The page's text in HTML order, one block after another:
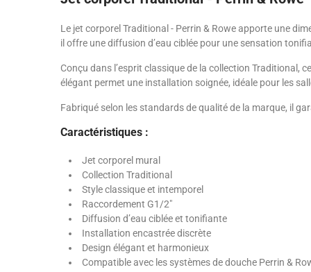
Le jet corporel Traditional - Perrin & Rowe apporte une
il offre une diffusion d’eau ciblée pour une sensation
Conçu dans l’esprit classique de la collection Traditional,
élégant permet une installation soignée, idéale pour les
Fabriqué selon les standards de qualité de la marque, il
Caractéristiques :
Jet corporel mural
Collection Traditional
Style classique et intemporel
Raccordement G1/2"
Diffusion d’eau ciblée et tonifiante
Installation encastrée discrète
Design élégant et harmonieux
Compatible avec les systèmes de douche Perrin &